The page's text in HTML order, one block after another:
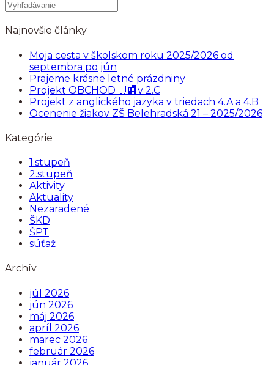
Najnovšie články
Moja cesta v školskom roku 2025/2026 od
septembra po jún
Prajeme krásne letné prázdniny
Projekt OBCHOD 🛒🏬v 2.C
Projekt z anglického jazyka v triedach 4.A a 4.B
Ocenenie žiakov ZŠ Belehradská 21 – 2025/2026
Kategórie
1.stupeň
2.stupeň
Aktivity
Aktuality
Nezaradené
ŠKD
ŠPT
súťaž
Archív
júl 2026
jún 2026
máj 2026
apríl 2026
marec 2026
február 2026
január 2026